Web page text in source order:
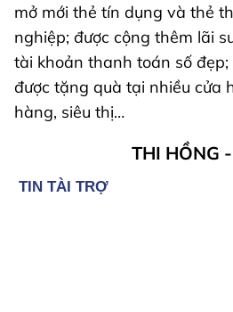
mở mới thẻ tín dụng và thẻ
nghiệp; được cộng thêm lãi
tài khoản thanh toán số
được tặng quà tại nhiều cửa
hàng, siêu thị…
THI HỒNG